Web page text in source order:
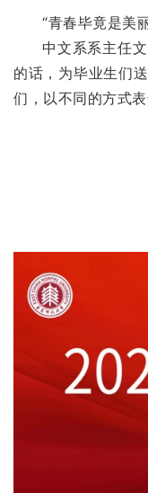
“青春毕竟是美
中文系系主任
的话，为毕业生们
们，以不同的方式